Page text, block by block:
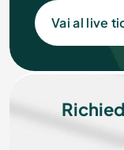
Vai al live